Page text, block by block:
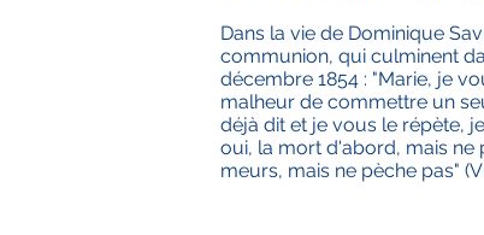
Dans la vie de Dominique
communion, qui culminent
décembre 1854 : "Marie, je
malheur de commettre un
déjà dit et je vous le répète,
oui, la mort d'abord, mais ne
meurs, mais ne pèche pas"